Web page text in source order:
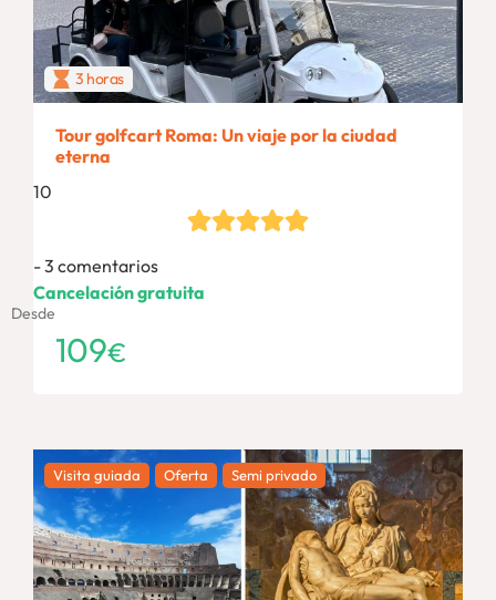
3 horas
Tour golfcart Roma: Un viaje por la ciudad
eterna
10
3 comentarios
Desde
109€
Cancelación gratuita
Visita guiada Oferta Semi privado